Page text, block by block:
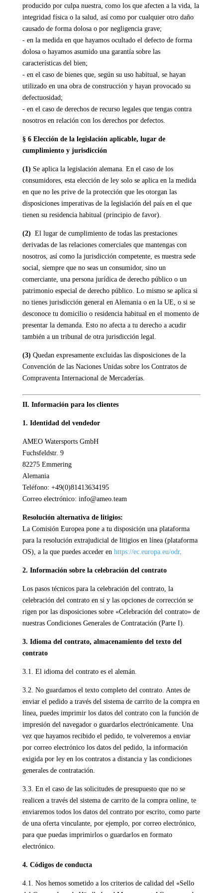
producido por culpa nuestra, como los que afecten a la vida, la
integridad física o la salud, así como por cualquier otro daño
causado de forma dolosa o por negligencia grave;
- en la medida en que hayamos ocultado el defecto de forma
dolosa o hayamos asumido una garantía sobre las
características del bien;
- en el caso de bienes que, según su uso habitual, se hayan
utilizado en una obra de construcción y hayan provocado su
defectuosidad;
- en el caso de derechos de recurso legales que tengas contra
nosotros en relación con los derechos por defectos.
§ 6 Elección de la legislación aplicable, lugar de
cumplimiento y jurisdicción
(1) Se aplica la legislación alemana. En el caso de los
consumidores, esta elección de ley solo se aplica en la medida
en que no les prive de la protección que les otorgan las
disposiciones imperativas de la legislación del país en el que
tienen su residencia habitual (principio de favor).
(2) El lugar de cumplimiento de todas las prestaciones
derivadas de las relaciones comerciales que mantengas con
nosotros, así como la jurisdicción competente, es nuestra sede
social, siempre que no seas un consumidor, sino un
comerciante, una persona jurídica de derecho público o un
patrimonio especial de derecho público. Lo mismo se aplica si
no tienes jurisdicción general en Alemania o en la UE, o si se
desconoce tu domicilio o residencia habitual en el momento de
presentar la demanda. Esto no afecta a tu derecho a acudir
también a un tribunal de otra jurisdicción legal.
(3) Quedan expresamente excluidas las disposiciones de la
Convención de las Naciones Unidas sobre los Contratos de
Compraventa Internacional de Mercaderías.
II. Información para los clientes
1. Identidad del vendedor
AMEO Watersports GmbH
Fuchsfeldstr. 9
82275 Emmering
Alemania
Teléfono: +49(0)81413634195
Correo electrónico: info@ameo.team
Resolución alternativa de litigios:
La Comisión Europea pone a tu disposición una plataforma
para la resolución extrajudicial de litigios en línea (plataforma
OS), a la que puedes acceder en https://ec.europa.eu/odr.
2. Información sobre la celebración del contrato
Los pasos técnicos para la celebración del contrato, la
celebración del contrato en sí y las opciones de corrección se
rigen por las disposiciones sobre «Celebración del contrato» de
nuestras Condiciones Generales de Contratación (Parte I).
3. Idioma del contrato, almacenamiento del texto del
contrato
3.1. El idioma del contrato es el alemán.
3.2. No guardamos el texto completo del contrato. Antes de
enviar el pedido a través del sistema de carrito de la compra en
línea, puedes imprimir los datos del contrato con la función de
impresión del navegador o guardarlos electrónicamente. Una
vez que hayamos recibido el pedido, te volveremos a enviar
por correo electrónico los datos del pedido, la información
exigida por ley en los contratos a distancia y las condiciones
generales de contratación.
3.3. En el caso de las solicitudes de presupuesto que no se
realicen a través del sistema de carrito de la compra online, te
enviaremos todos los datos del contrato por escrito, como parte
de una oferta vinculante, por ejemplo, por correo electrónico,
para que puedas imprimirlos o guardarlos en formato
electrónico.
4. Códigos de conducta
4.1. Nos hemos sometido a los criterios de calidad del «Sello